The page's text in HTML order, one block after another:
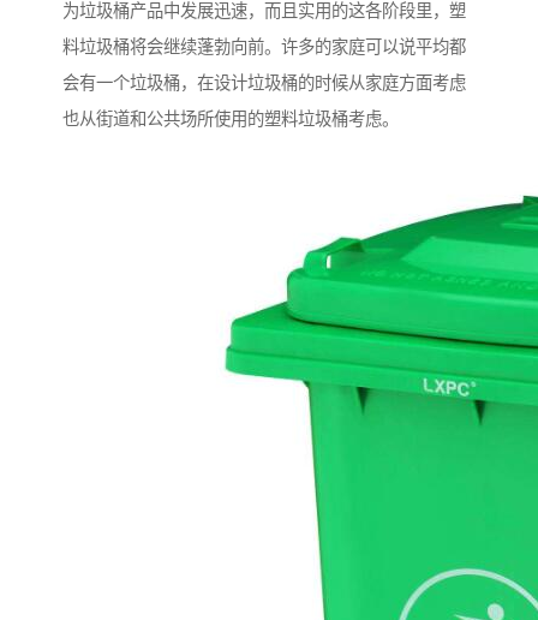
为垃圾桶产品中发展迅速，而且实用的这各阶段里，塑
料垃圾桶将会继续蓬勃向前。许多的家庭可以说平均都
会有一个垃圾桶，在设计垃圾桶的时候从家庭方面考虑
也从街道和公共场所使用的塑料垃圾桶考虑。